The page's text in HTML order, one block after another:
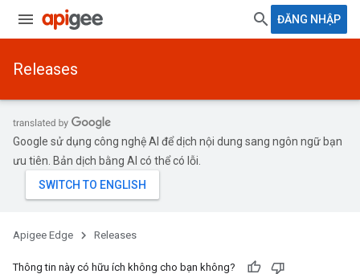
ĐĂNG NHẬP
Releases
Google sử dụng công nghệ AI để dịch nội dung sang ngôn ngữ bạn
ưu tiên. Bản dịch bằng AI có thể có lỗi.
Apigee Edge Releases
Thông tin này có hữu ích không cho bạn không?